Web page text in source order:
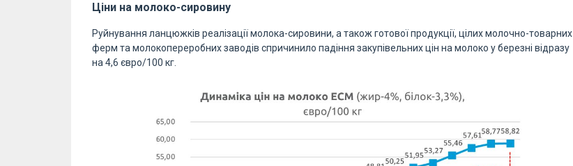
Ціни на молоко-сировину
Руйнування ланцюжків реалізації молока-сировини, а також готової продукції, цілих молочно-товарних
ферм та молокопереробних заводів спричинило падіння закупівельних цін на молоко у березні відразу
на 4,6 євро/100 кг.